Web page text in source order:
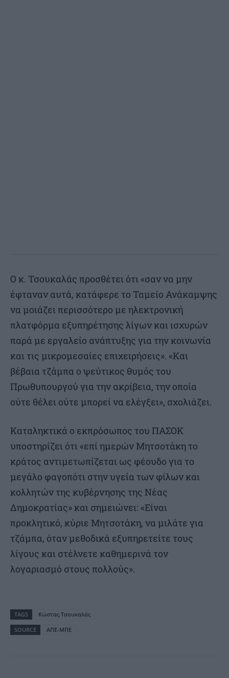
Ο κ. Τσουκαλάς προσθέτει ότι «σαν να μην
έφταναν αυτά, κατάφερε το Ταμείο Ανάκαμψης
να μοιάζει περισσότερο με ηλεκτρονική
πλατφόρμα εξυπηρέτησης λίγων και ισχυρών
παρά με εργαλείο ανάπτυξης για την κοινωνία
και τις μικρομεσαίες επιχειρήσεις». «Και
βέβαια τζάμπα ο ψεύτικος θυμός του
Πρωθυπουργού για την ακρίβεια, την οποία
ούτε θέλει ούτε μπορεί να ελέγξει», σχολιάζει.
Καταληκτικά ο εκπρόσωπος του ΠΑΣΟΚ
υποστηρίζει ότι «επί ημερών Μητσοτάκη το
κράτος αντιμετωπίζεται ως φέουδο για το
μεγάλο φαγοπότι στην υγεία των φίλων και
κολλητών της κυβέρνησης της Νέας
Δημοκρατίας» και σημειώνει: «Είναι
προκλητικό, κύριε Μητσοτάκη, να μιλάτε για
τζάμπα, όταν μεθοδικά εξυπηρετείτε τους
λίγους και στέλνετε καθημερινά τον
λογαριασμό στους πολλούς».
TAGS
Κώστας Τσουκαλάς
SOURCE
ΑΠΕ-ΜΠΕ